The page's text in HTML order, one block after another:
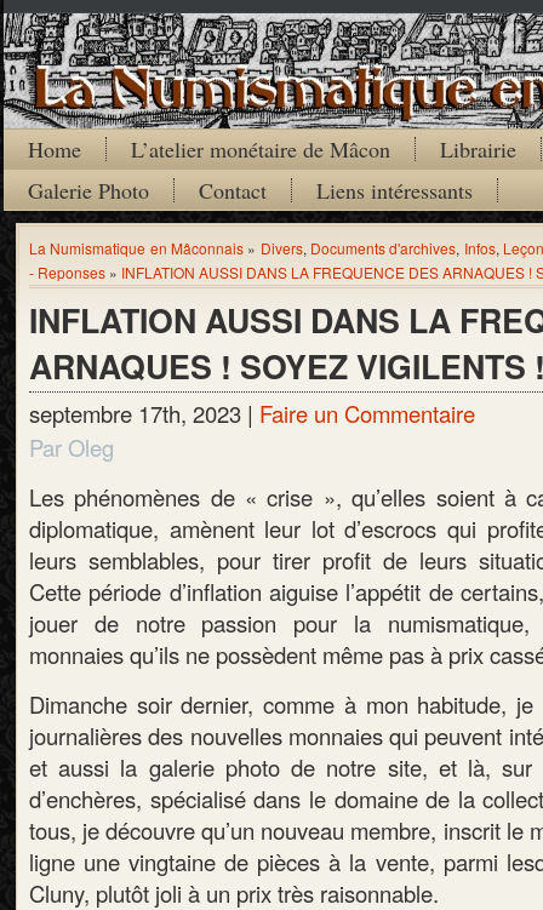
Home L’atelier monétaire de Mâcon
Librairie
Galerie Photo
Contact Liens intéressants
La Numismatique en Mâconnais » Divers, Documents d'archives, Infos,
- Reponses » INFLATION AUSSI DANS LA FREQUENCE DES ARNAQUES !
INFLATION AUSSI DANS LA
ARNAQUES ! SOYEZ VIGILENTS
septembre 17th, 2023 | Faire un Commentaire
Par Oleg
Les phénomènes de « crise », qu’elles soient à
diplomatique, amènent leur lot d’escrocs qui
leurs semblables, pour tirer profit de leurs
Cette période d’inflation aiguise l’appétit de
jouer de notre passion pour la
monnaies qu’ils ne possèdent même pas à prix
Dimanche soir dernier, comme à mon habitude,
journalières des nouvelles monnaies qui peuvent
et aussi la galerie photo de notre site, et là, sur
d’enchères, spécialisé dans le domaine de la
tous, je découvre qu’un nouveau membre, inscrit le
ligne une vingtaine de pièces à la vente, parmi
Cluny, plutôt joli à un prix très raisonnable.